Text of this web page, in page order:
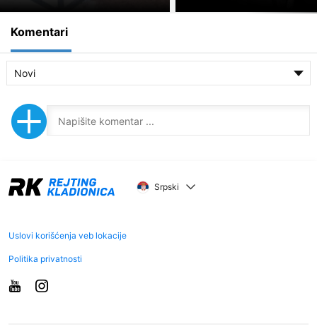
Komentari
Novi
Srpski
Uslovi korišćenja veb lokacije
Politika privatnosti